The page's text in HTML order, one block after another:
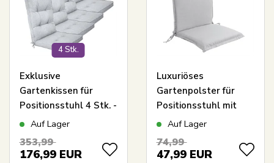
4 Stk.
Exklusive
Gartenkissen für
Positionsstuhl 4 Stk. -
Extra weiche 7 cm
Gartenkissen für
Auf Lager
353,99
176,99 EUR
Luxuriöses
Gartenpolster für
Positionsstuhl mit
hoher Rückenlehne –
luxuriösem Komfort –
Auf Lager
74,99
47,99 EUR